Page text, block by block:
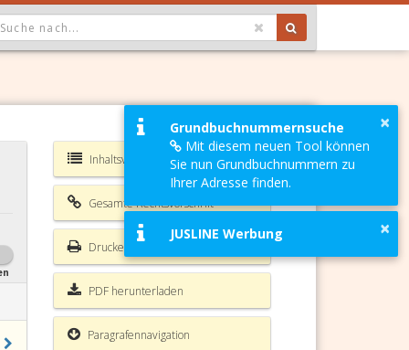
GEWÄHLTER WERT IST ALLE
Inhaltsverzeichnis PSG
Gesamte Rechtsvorschrift
Drucken
PDF herunterladen
Paragrafennavigation
Art. 1 § 42 PSG
Art. 2 PSG
Art. 3 PSG
Art. 4 PSG
Art. 5 PSG
Art. 6 PSG
×
Grundbuchnummernsuche
Mit diesem neuen Tool können
Sie nun Grundbuchnummern zu
Ihrer Adresse finden.
×
JUSLINE Werbung